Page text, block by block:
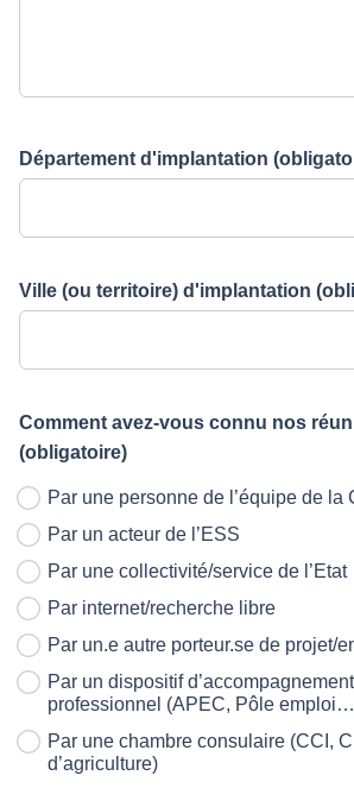
Département d'implantation
Ville (ou territoire) d'implantation
Comment avez-vous connu nos
(obligatoire)
Par une personne de l’équipe de la
Par un acteur de l’ESS
Par une collectivité/service de l’Etat
Par internet/recherche libre
Par un.e autre porteur.se de projet/
Par un dispositif
professionnel (APEC, Pôle
Par une chambre consulaire (CCI,
d’agriculture)